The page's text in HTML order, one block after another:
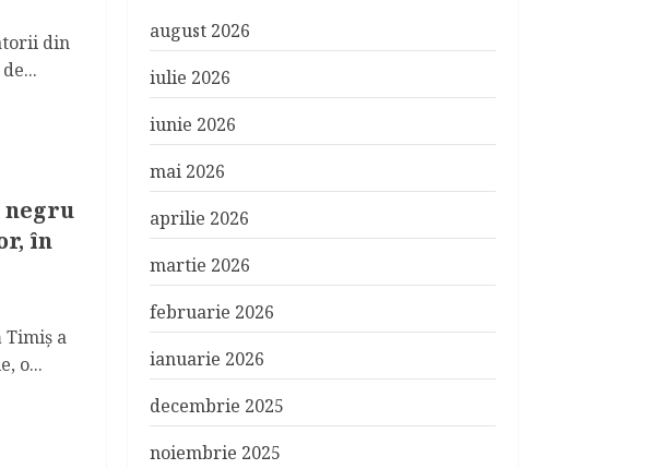
din
negru
în
a
o...
august 2026
iulie 2026
iunie 2026
mai 2026
aprilie 2026
martie 2026
februarie 2026
ianuarie 2026
decembrie 2025
noiembrie 2025